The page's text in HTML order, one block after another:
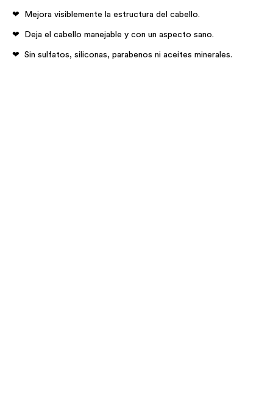
Mejora visiblemente la estructura del cabello.
Deja el cabello manejable y con un aspecto sano.
Sin sulfatos, siliconas, parabenos ni aceites minerales.